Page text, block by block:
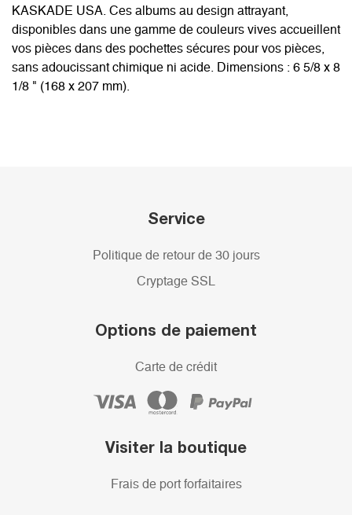
KASKADE USA. Ces albums au design attrayant,
disponibles dans une gamme de couleurs vives accueillent
vos pièces dans des pochettes sécures pour vos pièces,
sans adoucissant chimique ni acide. Dimensions : 6 5/8 x 8
1/8 " (168 x 207 mm).
Service
Politique de retour de 30 jours
Cryptage SSL
Options de paiement
Carte de crédit
Visiter la boutique
Frais de port forfaitaires